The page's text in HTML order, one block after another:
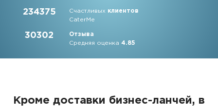
234375 Счастливых клиентов
CaterMe
30302
Отзыва
Средняя оценка4.85
Кроме доставки бизнес-ланчей, в